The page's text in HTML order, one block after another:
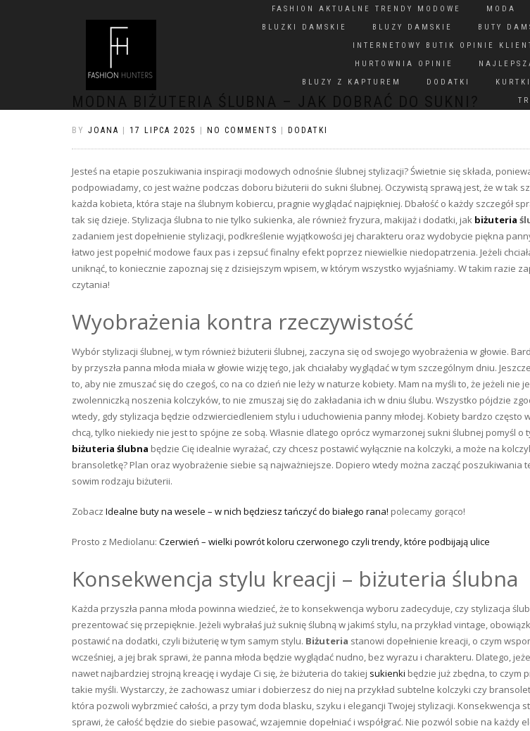
FASHION AKTUALNE TRENDY MODOWE MODA
BLUZKI DAMSKIE
BLUZY DAMSKIE BUTY
INTERNETOWY BUTIK OPINIE
HURTOWNIA OPINIE
BLUZY Z KAPTUREM
DODATKI
MODNA BIŻUTERIA ŚLUBNA – JAK DOBRAĆ DO SUKNI?
BY JOANA 17 LIPCA 2025 NO COMMENTS DODATKI
Jesteś na etapie poszukiwania inspiracji modowych odnośnie ślubnej stylizacji? Świetnie się składa,
podpowiadamy, co jest ważne podczas doboru biżuterii do sukni ślubnej. Oczywistą sprawą jest, że w tak
każda kobieta, która staje na ślubnym kobiercu, pragnie wyglądać najpiękniej. Dbałość o każdy szczegół
tak się dzieje. Stylizacja ślubna to nie tylko sukienka, ale również fryzura, makijaż i dodatki, jak biżuteria
zadaniem jest dopełnienie stylizacji, podkreślenie wyjątkowości jej charakteru oraz wydobycie piękna
łatwo jest popełnić modowe faux pas i zepsuć finalny efekt poprzez niewielkie niedopatrzenia. Jeżeli
uniknąć, to koniecznie zapoznaj się z dzisiejszym wpisem, w którym wszystko wyjaśniamy. W takim razie
czytania!
Wyobrażenia kontra rzeczywistość
Wybór stylizacji ślubnej, w tym również biżuterii ślubnej, zaczyna się od swojego wyobrażenia w głowie.
by przyszła panna młoda miała w głowie wizję tego, jak chciałaby wyglądać w tym szczególnym dniu.
to, aby nie zmuszać się do czegoś, co na co dzień nie leży w naturze kobiety. Mam na myśli to, że jeżeli nie
zwolenniczką noszenia kolczyków, to nie zmuszaj się do zakładania ich w dniu ślubu. Wszystko pójdzie
wtedy, gdy stylizacja będzie odzwierciedleniem stylu i uduchowienia panny młodej. Kobiety bardzo często
chcą, tylko niekiedy nie jest to spójne ze sobą. Własnie dlatego oprócz wymarzonej sukni ślubnej pomyśl o
biżuteria ślubna będzie Cię idealnie wyrażać, czy chcesz postawić wyłącznie na kolczyki, a może na
bransoletkę? Plan oraz wyobrażenie siebie są najważniejsze. Dopiero wtedy można zacząć poszukiwania
sowim rodzaju biżuterii.
Zobacz Idealne buty na wesele – w nich będziesz tańczyć do białego rana! polecamy gorąco!
Prosto z Mediolanu: Czerwień – wielki powrót koloru czerwonego czyli trendy, które podbijają ulice
Konsekwencja stylu kreacji – biżuteria ślubna
Każda przyszła panna młoda powinna wiedzieć, że to konsekwencja wyboru zadecyduje, czy stylizacja
prezentować się przepięknie. Jeżeli wybrałaś już suknię ślubną w jakimś stylu, na przykład vintage,
postawić na dodatki, czyli biżuterię w tym samym stylu. Biżuteria stanowi dopełnienie kreacji, o czym
wcześniej, a jej brak sprawi, że panna młoda będzie wyglądać nudno, bez wyrazu i charakteru. Dlatego,
nawet najbardziej strojną kreację i wydaje Ci się, że biżuteria do takiej sukienki będzie już zbędna, to czym
takie myśli. Wystarczy, że zachowasz umiar i dobierzesz do niej na przykład subtelne kolczyki czy
która pozwoli wybrzmieć całości, a przy tym doda blasku, szyku i elegancji Twojej stylizacji. Konsekwencja
sprawi, że całość będzie do siebie pasować, wzajemnie dopełniać i współgrać. Nie pozwól sobie na każdy